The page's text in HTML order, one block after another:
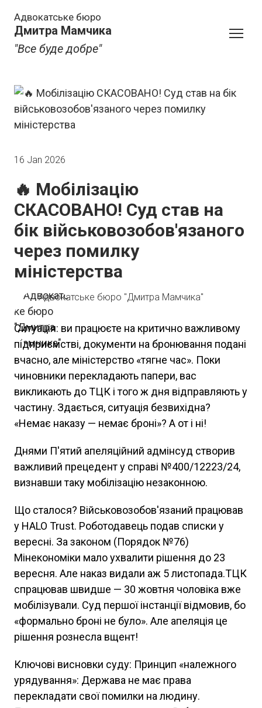
Адвокатське бюро
Дмитра Мамчика
"Все буде добре"
16 Jan 2026
🔥 Мобілізацію
СКАСОВАНО! Суд став на
бік військовозобов'язаного
через помилку
міністерства
Адвокатське бюро "Дмитра Мамчика"
Ситуація: ви працюєте на критично важливому
підприємстві, документи на бронювання подані
вчасно, але міністерство «тягне час». Поки
чиновники перекладають папери, вас
викликають до ТЦК і того ж дня відправляють у
частину. Здається, ситуація безвихідна?
«Немає наказу — немає броні»? А от і ні!
Днями П'ятий апеляційний адмінсуд створив
важливий прецедент у справі №400/12223/24,
визнавши таку мобілізацію незаконною.
Що сталося? Військовозобов'язаний працював
у HALO Trust. Роботодавець подав списки у
вересні. За законом (Порядок №76)
Мінекономіки мало ухвалити рішення до 23
вересня. Але наказ видали аж 5 листопада.ТЦК
спрацював швидше — 30 жовтня чоловіка вже
мобілізували. Суд першої інстанції відмовив, бо
«формально броні не було». Але апеляція це
рішення рознесла вщент!
Ключові висновки суду: Принцип «належного
урядування»: Держава не має права
перекладати свої помилки на людину.